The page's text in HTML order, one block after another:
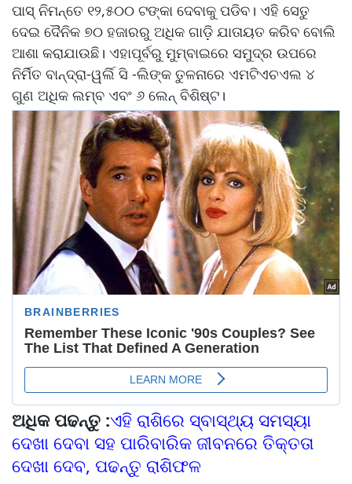
ପାସ୍ ନିମନ୍ତେ ୧୨,୫୦୦ ଟଙ୍କା ଦେବାକୁ ପଡିବ। ଏହି ସେତୁ
ଦେଇ ଦୈନିକ ୭୦ ହଜାରରୁ ଅଧିକ ଗାଡ଼ି ଯାତାୟତ କରିବ ବୋଲି
ଆଶା କରାଯାଉଛି। ଏହାପୂର୍ବରୁ ମୁମ୍ବାଇରେ ସମୁଦ୍ର ଉପରେ
ନିର୍ମିତ ବାନ୍ଦ୍ରା-ୱର୍ଲି ସି -ଲିଙ୍କ ତୁଳନାରେ ଏମଟିଏଚଏଲ ୪
ଗୁଣ ଅଧିକ ଲମ୍ବ ଏବଂ ୬ ଲେନ୍‌ ବିଶିଷ୍ଟ।
ଅଧିକ ପଢନ୍ତୁ :ଏହି ରାଶିରେ ସ୍ବାସ୍ଥ୍ୟ ସମସ୍ୟା
ଦେଖା ଦେବା ସହ ପାରିବାରିକ ଜୀବନରେ ତିକ୍ତତା
ଦେଖା ଦେବ, ପଢନ୍ତୁ ରାଶିଫଳ